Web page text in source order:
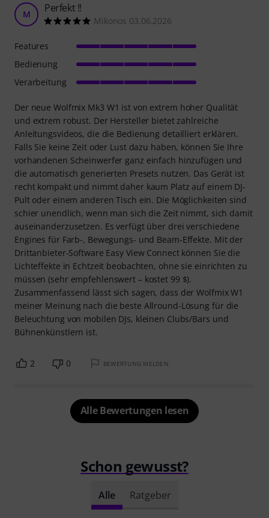
M Perfekt !!
Mikonos 03.06.2026
Der neue Wolfmix Mk3 W1 ist von extrem hoher Qualität
und extrem robust. Der Hersteller bietet zahlreiche
Anleitungsvideos, die die Bedienung detailliert erklären.
Falls Sie keine Zeit oder Lust dazu haben, können Sie Ihre
vorhandenen Scheinwerfer ganz einfach hinzufügen und
die automatisch generierten Presets nutzen. Das Gerät ist
recht kompakt und nimmt daher kaum Platz auf einem DJ-
Pult oder einem anderen Tisch ein. Die Möglichkeiten sind
schier unendlich, wenn man sich die Zeit nimmt, sich damit
auseinanderzusetzen. Es verfügt über drei verschiedene
Engines für Farb-, Bewegungs- und Beam-Effekte. Mit der
Drittanbieter-Software Easy View Connect können Sie die
Lichteffekte in Echtzeit beobachten, ohne sie einrichten zu
müssen (sehr empfehlenswert – kostet 99 $).
Zusammenfassend lässt sich sagen, dass der Wolfmix W1
meiner Meinung nach die beste Allround-Lösung für die
Beleuchtung von mobilen DJs, kleinen Clubs/Bars und
Bühnenkünstlern ist.
Features
Bedienung
Verarbeitung
2 0 BEWERTUNG MELDEN
Alle Bewertungen lesen
Schon gewusst?
Alle Ratgeber